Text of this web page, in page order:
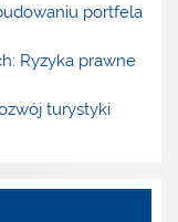
portfela
Ryzyka prawne
turystyki